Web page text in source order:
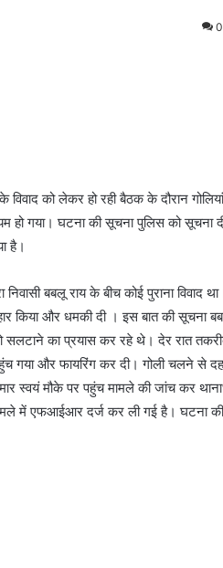
0
विवाद को लेकर हो रही बैठक के दौरान
हो गया। घटना की सूचना पुलिस को सूचना
है।
बबलू राय के बीच कोई पुराना विवाद
किया और धमकी दी । इस बात की सूचना
सलटाने का प्रयास कर रहे थे। देर रात
गया और फायरिंग कर दी। गोली चलने से
स्वयं मौके पर पहुंच मामले की जांच कर
मामले में एफआईआर दर्ज कर ली गई है। घटना